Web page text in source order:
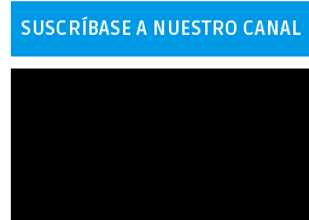
SUSCRÍBASE A NUESTRO CANAL